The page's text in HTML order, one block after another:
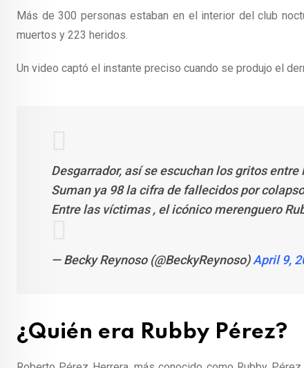
Más de 300 personas estaban en el interior del club
muertos y 223 heridos.
Un video captó el instante preciso cuando se produjo el
Desgarrador, así se escuchan los gritos
Suman ya 98 la cifra de fallecidos por
Entre las víctimas , el icónico merenguero
— Becky Reynoso (@BeckyReynoso)April 9,
¿Quién era Rubby Pérez?